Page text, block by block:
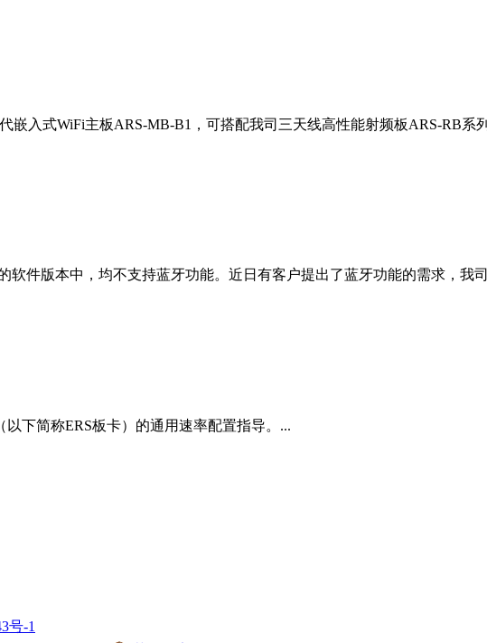
嵌入式WiFi主板ARS-MB-B1，可搭配我司三天线高性能射频板ARS-RB系
软件版本中，均不支持蓝牙功能。近日有客户提出了蓝牙功能的需求，我
下简称ERS板卡）的通用速率配置指导。...
号-1